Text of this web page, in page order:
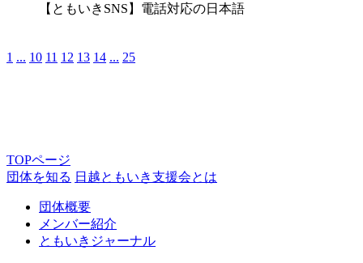
【ともいきSNS】電話対応の日本語
1 ... 10 11 12 13 14 ... 25
TOPページ
団体を知る 日越ともいき支援会とは
団体概要
メンバー紹介
ともいきジャーナル